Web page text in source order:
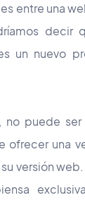
entre una
decir
un nuevo
no puede
ofrecer una
versión